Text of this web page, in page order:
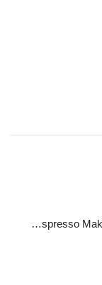
LePresso Brewjet Portable Espresso Maker One-Touch Operation - Grey